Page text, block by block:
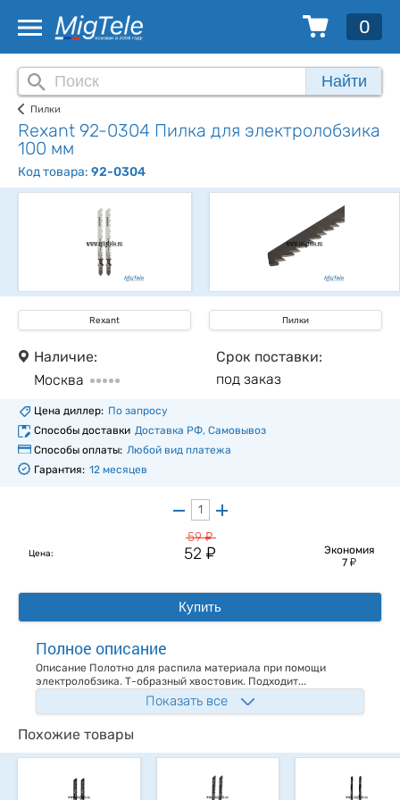
0
Найти
Пилки
Rexant 92-0304 Пилка для электролобзика
100 мм
Код товара: 92-0304
Rexant Пилки
Наличие:
Москва
Срок поставки:
под заказ
Цена диллер: По запросу
Способы доставки Доставка РФ, Самовывоз
Способы оплаты: Любой вид платежа
Гарантия: 12 месяцев
Цена:
59у
52у
Экономия
7у
Купить
Полное описание
Описание Полотно для распила материала при помощи
электролобзика. Т-образный хвостовик. Подходит...
Показать все
Похожие товары